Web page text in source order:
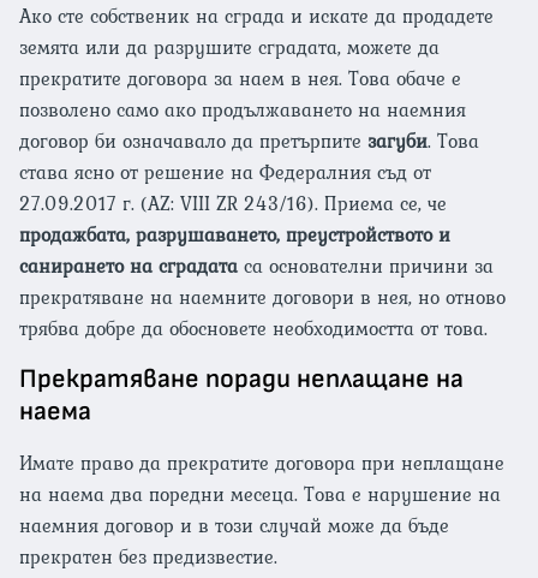
Ако сте собственик на сграда и искате да продадете
земята или да разрушите сградата, можете да
прекратите договора за наем в нея. Това обаче е
позволено само ако продължаването на наемния
договор би означавало да претърпитезагуби. Това
става ясно от решение на Федералния съд от
27.09.2017 г. (AZ: VIII ZR 243/16). Приема се, че
продажбата, разрушаването, преустройството и
санирането на сградата са основателни причини за
прекратяване на наемните договори в нея, но отново
трябва добре да обосновете необходимостта от това.
Прекратяване поради неплащане на
наема
Имате право да прекратите договора при неплащане
на наема два поредни месеца. Това е нарушение на
наемния договор и в този случай може да бъде
прекратен без предизвестие.